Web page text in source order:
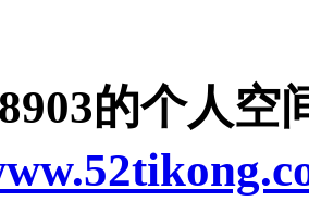
的个人空